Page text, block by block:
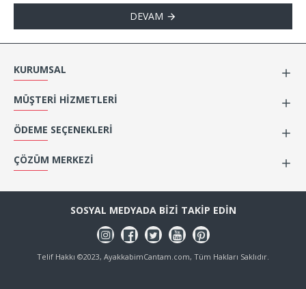
DEVAM
KURUMSAL
MÜŞTERI HIZMETLERI
ÖDEME SEÇENEKLERI
ÇÖZÜM MERKEZI
SOSYAL MEDYADA BIZI TAKIP EDIN
Telif Hakkı ©2023, AyakkabimCantam.com, Tüm Hakları Saklıdır.